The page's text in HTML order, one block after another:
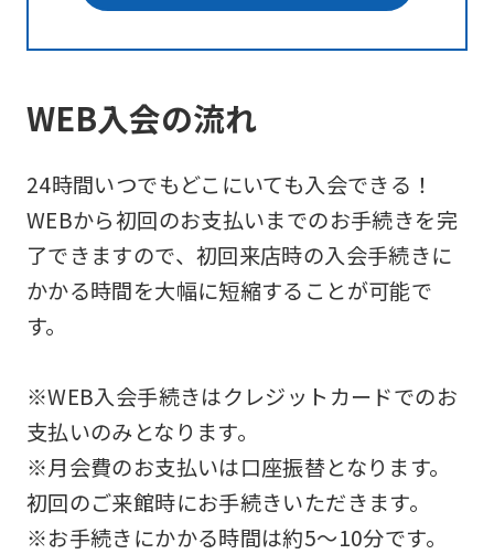
WEB入会の流れ
24時間いつでもどこにいても入会できる！
WEBから初回のお支払いまでのお手続きを完
了できますので、初回来店時の入会手続きに
かかる時間を大幅に短縮することが可能で
す。
※WEB入会手続きはクレジットカードでのお
支払いのみとなります。
※月会費のお支払いは口座振替となります。
初回のご来館時にお手続きいただきます。
※お手続きにかかる時間は約5～10分です。